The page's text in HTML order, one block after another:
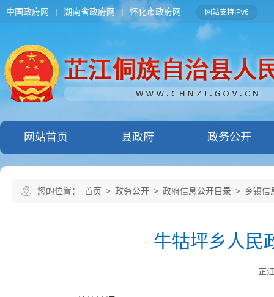
中国政府网 | 湖南省政府网 | 怀化市政府网 网站支持IPv6
网站首页 县政府 政务公开
您的位置： 首页 > 政务公开 > 政府信息公开目录 > 乡镇信
牛牯坪乡人民
芷